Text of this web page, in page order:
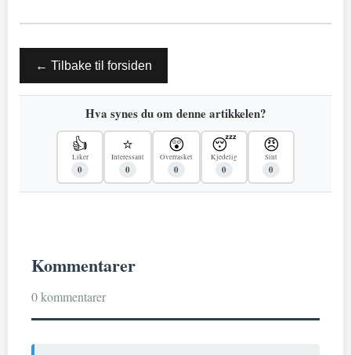
← Tilbake til forsiden
Hva synes du om denne artikkelen?
👍
Liker
0
⭐
Interessant
0
😲
Overrasket
0
😴
Kjedelig
0
😠
Sint
0
Kommentarer
0 kommentarer